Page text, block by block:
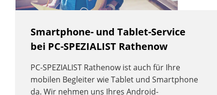
Smartphone- und Tablet-Service
bei PC-SPEZIALIST Rathenow
PC-SPEZIALIST Rathenow ist auch für Ihre
mobilen Begleiter wie Tablet und Smartphone
da. Wir nehmen uns Ihres Android-